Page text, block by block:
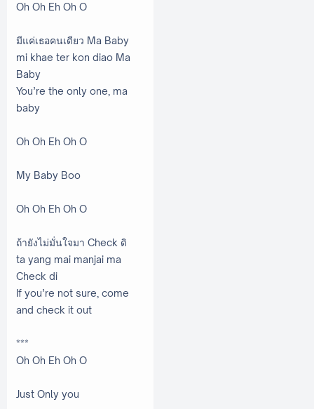
Oh Oh Eh Oh O
มีแค่เธอคนเดียว Ma Baby
mi khae ter kon diao Ma
Baby
You’re the only one, ma
baby
Oh Oh Eh Oh O
My Baby Boo
Oh Oh Eh Oh O
ถ้ายังไม่มั่นใจมา Check ดิ
ta yang mai manjai ma
Check di
If you’re not sure, come
and check it out
***
Oh Oh Eh Oh O
Just Only you